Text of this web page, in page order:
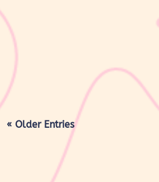
yang dimulai sejak bayi lahir hingga
seperti sebelum hamil. Selama masa
mengalami berbagai perubahan, mulai
« Older Entries